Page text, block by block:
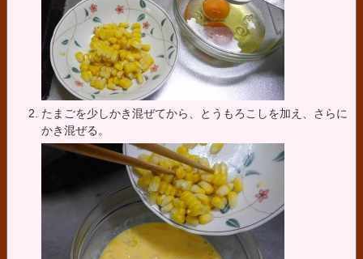
たまごを少しかき混ぜてから、とうもろこしを加え、さらに
かき混ぜる。